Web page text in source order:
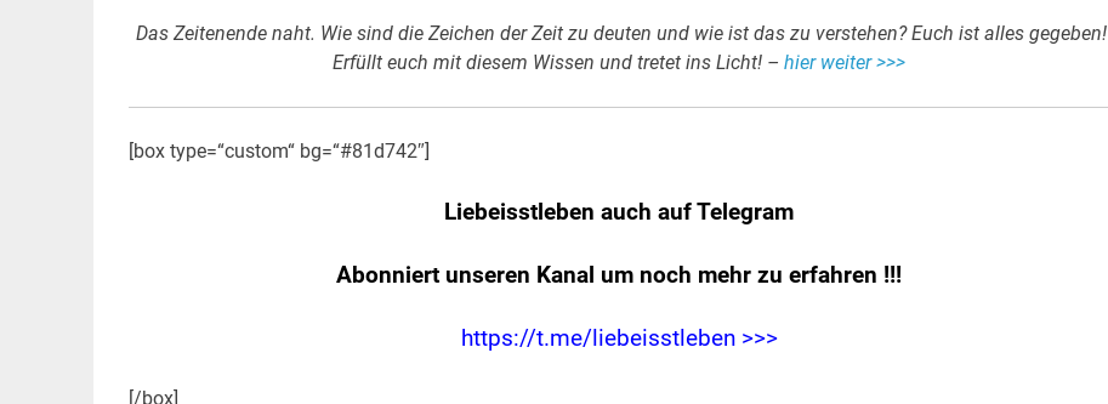
Das Zeitenende naht. Wie sind die Zeichen der Zeit zu deuten und wie ist das zu verstehen? Euch ist alles gegeben!
Erfüllt euch mit diesem Wissen und tretet ins Licht! –hier weiter >>>
[box type=“custom“ bg=“#81d742″]
Liebeisstleben auch auf Telegram
Abonniert unseren Kanal um noch mehr zu erfahren !!!
https://t.me/liebeisstleben >>>
[/box]